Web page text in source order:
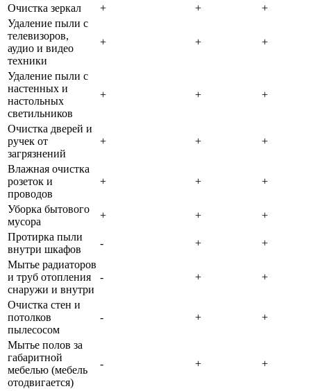
Очистка зеркал + +
+
Удаление пыли с
телевизоров,
аудио и видео
техники
+ + +
Удаление пыли с
настенных и
настольных
светильников
+ + +
Очистка дверей и
ручек от
загрязнений
+ + +
Влажная очистка
розеток и
проводов
+ + +
Уборка бытового
мусора
+ +
+
Протирка пыли
внутри шкафов
- +
+
Мытье радиаторов
и труб отопления
снаружи и внутри
- + +
Очистка стен и
потолков
пылесосом
- + +
Мытье полов за
габаритной
мебелью (мебель
отодвигается)
- + +